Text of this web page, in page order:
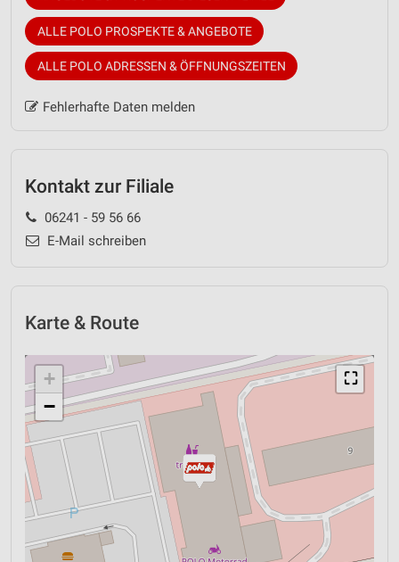
ALLE POLO PROSPEKTE & ANGEBOTE
ALLE POLO ADRESSEN & ÖFFNUNGSZEITEN
Fehlerhafte Daten melden
Kontakt zur Filiale
06241 - 59 56 66
E-Mail schreiben
Karte & Route
⛶
+
−